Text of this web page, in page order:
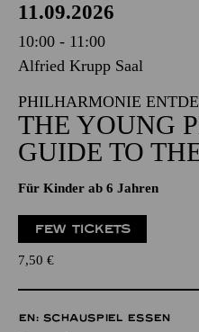
11.09.2026
10:00 - 11:00
Alfried Krupp Saal
PHILHARMONIE
THE YOUNG
GUIDE TO
Für Kinder ab 6 Jahren
FEW TICKETS
7,50 €
EN: SCHAUSPIEL ESSEN